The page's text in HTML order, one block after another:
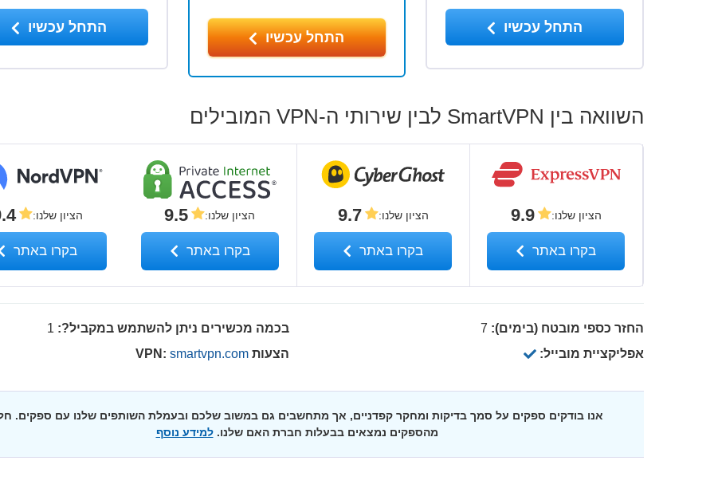
התחל עכשיו
התחל עכשיו התחל עכשיו
השוואה בין SmartVPN לבין שירותי ה-VPN המובילים
הציון שלנו:
9.9
בקרו באתר
הציון שלנו:
9.7
בקרו באתר
הציון שלנו:
9.5
בקרו באתר
הציון שלנו:
בקרו באתר
החזר כספי מובטח (בימים): 7
אפליקציית מובייל:
בכמה מכשירים ניתן להשתמש במקביל?: 1
הצעות VPN:smartvpn.com
אנו בודקים ספקים על סמך בדיקות ומחקר קפדניים, אך מתחשבים גם במשוב שלכם ובעמלת השותפים שלנו עם ספקים.
מהספקים נמצאים בבעלות חברת האם שלנו.למידע נוסף